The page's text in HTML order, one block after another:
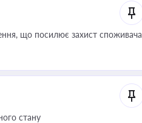
що посилює захист споживача
стану